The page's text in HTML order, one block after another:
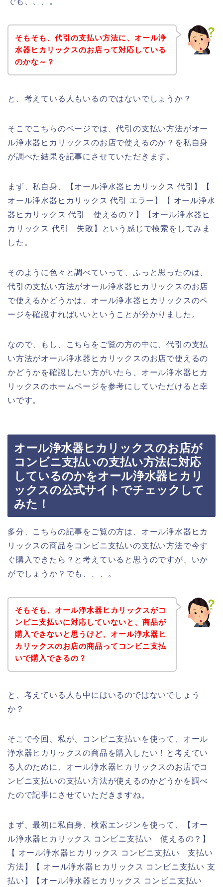
そもそも、代引の支払い方法に、オール浄
水器ヒカリックスのお店って対応している
のかな～？
と、考えている人もいるのではないでしょうか？
そこでこちらのページでは、代引の支払い方法がオー
ル浄水器ヒカリックスのお店で使えるのか？を私自身
が調べた結果を記事にさせていただきます。
まず、私自身、【オール浄水器ヒカリックス 代引】【
オール浄水器ヒカリックス 代引 エラー】【 オール浄水
器ヒカリックス 代引 使えるの？】【オール浄水器ヒ
カリックス 代引 失敗】という感じで検索をしてみま
した。
そのように色々と調べていって、ふっと思ったのは、
代引の支払い方法がオール浄水器ヒカリックスのお店
で使えるかどうかは、オール浄水器ヒカリックスのペ
ージを確認すればいいということが分かりました。
なので、もし、こちらをご覧の方の中に、代引の支払
い方法がオール浄水器ヒカリックスのお店で使えるの
かどうかを確認したい方がいたら、オール浄水器ヒカ
リックスのホームページを参考にしていただけると幸
いです。
オール浄水器ヒカリックスのお店が
コンビニ支払いの支払い方法に対応
しているのかをオール浄水器ヒカリ
ックスの公式サイトでチェックして
みた！
多分、こちらの記事をご覧の方は、オール浄水器ヒカ
リックスの商品をコンビニ支払いの支払い方法で今す
ぐ購入できたら？と考えていると思うのですが、いか
がでしょうか？でも、、、。
そもそも、オール浄水器ヒカリックスがコ
ンビニ支払いに対応していないと、商品が
購入できないと思うけど、オール浄水器ヒ
カリックスのお店の商品ってコンビニ支払
いで購入できるの？
と、考えている人も中にはいるのではないでしょう
か？
そこで今回、私が、コンビニ支払いを使って、オール
浄水器ヒカリックスの商品を購入したい！と考えてい
る人のために、オール浄水器ヒカリックスのお店でコ
ンビニ支払いの支払い方法が使えるのかどうかを調べ
たので記事にさせていただきますね。
まず、最初に私自身、検索エンジンを使って、【オー
ル浄水器ヒカリックス コンビニ支払い 使えるの？】
【 オール浄水器ヒカリックス コンビニ支払い 支払い
方法】【 オール浄水器ヒカリックス コンビニ支払い 支
払い】【オール浄水器ヒカリックス コンビニ支払い